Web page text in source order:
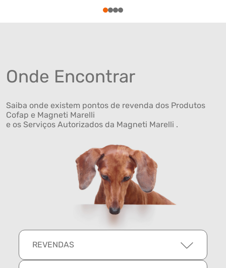
1234
Onde Encontrar
Saiba onde existem pontos de revenda dos Produtos
Cofap e Magneti Marelli
e os Serviços Autorizados da Magneti Marelli .
REVENDAS